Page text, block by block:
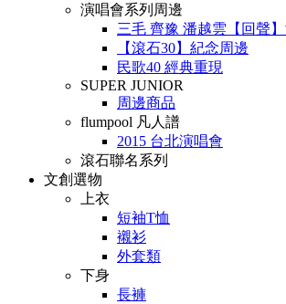
演唱會系列周邊
三毛 齊豫 潘越雲【回聲
【滾石30】紀念周邊
民歌40 經典重現
SUPER JUNIOR
周邊商品
flumpool 凡人譜
2015 台北演唱會
滾石聯名系列
文創選物
上衣
短袖T恤
襯衫
外套類
下身
長褲